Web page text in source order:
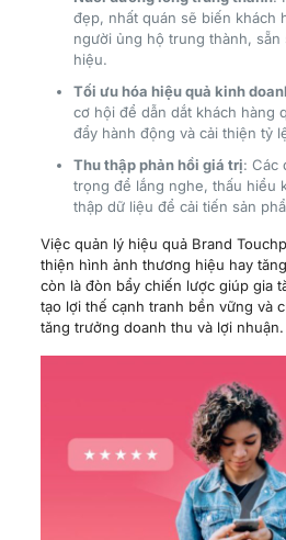
đẹp, nhất quán sẽ biến khách
người ủng hộ trung thành,
hiệu.
Tối ưu hóa hiệu quả kinh
cơ hội để dẫn dắt khách hàng
đẩy hành động và cải thiện tỷ
Thu thập phản hồi giá trị: Các
trọng để lắng nghe, thấu hiểu
thập dữ liệu để cải tiến sản
Việc quản lý hiệu quả Brand
thiện hình ảnh thương hiệu hay
còn là đòn bẩy chiến lược giúp gia
tạo lợi thế cạnh tranh bền vững và
tăng trưởng doanh thu và lợi nhuận.